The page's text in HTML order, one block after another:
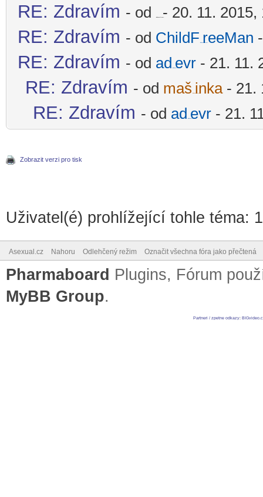
RE: Zdravím - od -diskusni-forum-- 20. 11. 2015,
RE: Zdravím - od ChildF -diskusni-forum-reeMan
RE: Zdravím - od ad -diskusni-forum-evr - 21. 11.
RE: Zdravím - od maš -diskusni-forum-inka- 21.
RE: Zdravím - od ad -diskusni-forum-evr - 21.
Zobrazit verzi pro tisk
Uživatel(é) prohlížející tohle téma:
Asexual.cz Nahoru Odlehčený režim Označit všechna fóra jako přečtená
Pharmaboard Plugins, Fórum
MyBB Group.
Partneri / zpetne odkazy: